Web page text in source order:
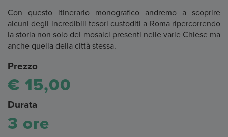
Con questo itinerario monografico andremo a scoprire
alcuni degli incredibili tesori custoditi a Roma ripercorrendo
la storia non solo dei mosaici presenti nelle varie Chiese ma
anche quella della città stessa.
Prezzo
€ 15,00
Durata
3 ore